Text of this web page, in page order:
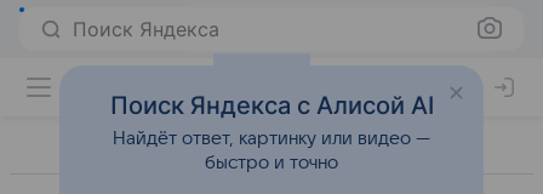
Поиск Яндекса
Поиск Яндекса с Алисой AI
Найдёт ответ, картинку или видео —
быстро и точно